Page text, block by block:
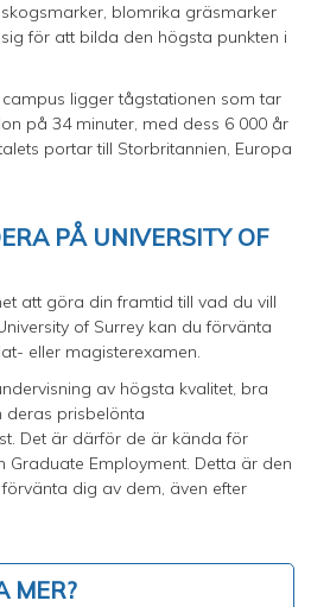
blomrika gräsmarker
för att bilda den högsta punkten i
ligger tågstationen som tar
på 34 minuter, med dess 6 000 år
portar till Storbritannien, Europa
PÅ UNIVERSITY OF
att göra din framtid till vad du vill
of Surrey kan du förvänta
eller magisterexamen.
av högsta kvalitet, bra
deras prisbelönta
Det är därför de är kända för
Employment. Detta är den
dig av dem, även efter
MER?